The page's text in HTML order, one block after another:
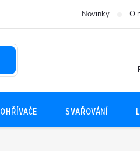
Novinky O
OHŘÍVAČE SVAŘOVÁNÍ